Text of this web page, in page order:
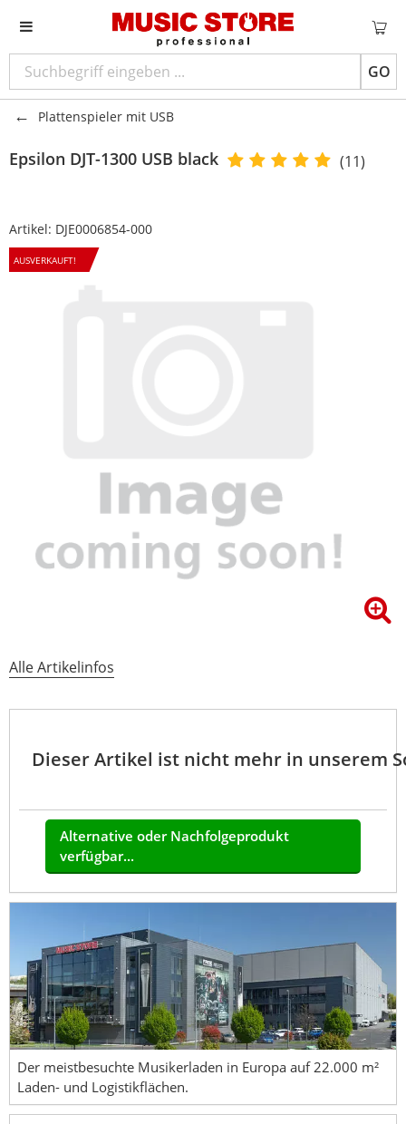
GO
Plattenspieler mit USB
Epsilon DJT-1300 USB black (11)
Artikel: DJE0006854-000
AUSVERKAUFT!
Alle Artikelinfos
Dieser Artikel ist nicht mehr in unserem
Alternative oder Nachfolgeprodukt
verfügbar...
Der meistbesuchte Musikerladen in Europa auf 22.000 m²
Laden- und Logistikflächen.